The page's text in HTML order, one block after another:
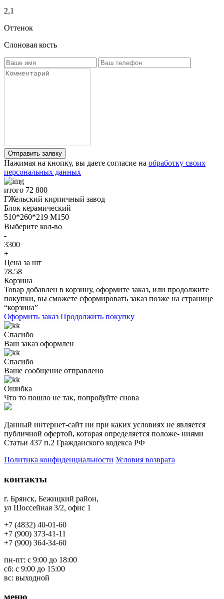
2,1
Оттенок
Слоновая кость
Нажимая на кнопку, вы даете согласие на обработку своих
персональных данных
итого 72 800
ГЖельский кирпичный завод
Блок керамический
510*260*219 М150
Выберите кол-во
-
3300
+
Цена за шт
78.58
Корзина
Товар добавлен в корзину, оформите заказ, или продолжите
покупки, вы сможете сформировать заказ позже на странице
“корзина”
Оформить заказ Продолжить покупку
Спасибо
Ваш заказ оформлен
Спасибо
Ваше сообщение отправлено
Ошибка
Что то пошло не так, попробуйте снова
Данный интернет-сайт ни при каких условиях не является
публичной офертой, которая определяется положе- ниями
Статьи 437 п.2 Гражданского кодекса РФ
Политика конфиденциальности Условия возврата
контакты
г. Брянск, Бежицкий район,
ул Шоссейная 3/2, офис 1
+7 (4832) 40-01-60
+7 (900) 373-41-11
+7 (900) 364-34-60
пн-пт: с 9:00 до 18:00
сб: с 9:00 до 15:00
вс: выходной